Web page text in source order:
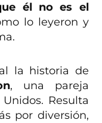
él no es el
lo leyeron y
la historia de
, una pareja
Resulta
por diversión,